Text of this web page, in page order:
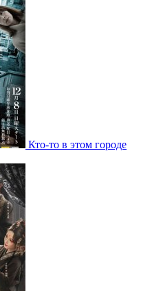
Кто-то в этом городе